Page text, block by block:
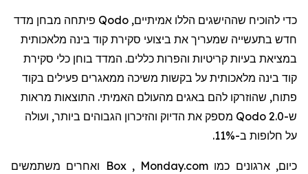
כדי להוכיח שההישגים הללו אמיתיים, Qodo פיתחה מבחן מדד
חדש בתעשייה שמעריך את ביצועי סקירת קוד בינה מלאכותית
במציאת בעיות קריטיות והפרות כללים. המדד בוחן כלי סקירת
קוד בינה מלאכותית על בקשות משיכה ממאגרים פעילים בקוד
פתוח, שהוזרקו להם באגים מהעולם האמיתי. התוצאות מראות
ש-Qodo 2.0 מספק את הדיוק והזיכרון הגבוהים ביותר, ועולה
על חלופות ב-11%.
כיום, ארגונים כמו Monday.com
,
Box ואחרים משתמשים